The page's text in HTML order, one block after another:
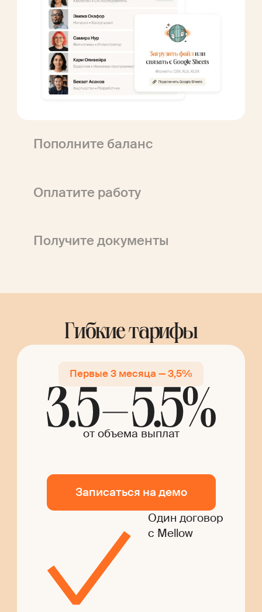
Пополните баланс
Оплатите работу
Получите документы
Гибкие тарифы
Первые 3 месяца — 3,5%
от объема выплат
Записаться на демо
Один договор
с Mellow